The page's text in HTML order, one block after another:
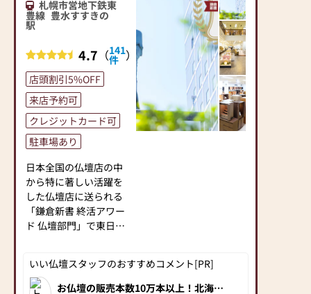
いのものから贈り物ま
で、仏壇周りの消耗品
などもございます。
白を基調とした明るい
店内で、ゆっくりとご
らんください。
■私たちの想い
人々の暮らしやライフ
スタイルが変わって
も、人が人を想う気持
ちは変わらない。だか
ら、現代の暮らしに合
わせたご供養のカタチ
をご提案したい。
今のライフスタイルに
心に展示しています。
多くのお客様が「今は
札幌市営地下鉄東
豊線 豊水すすきの
駅
4.7 （141
件 ）
店頭割引5%OFF
来店予約可
クレジットカード可
駐車場あり
日本全国の仏壇店の中
から特に著しい活躍を
した仏壇店に送られる
「鎌倉新書 終活アワー
ド 仏壇部門」で東日本
日頃ご利用いただいて
いるお客様に感謝する
いい仏壇スタッフのおすすめコメント[PR]
お仏壇の販売本数10万本以上！北海道